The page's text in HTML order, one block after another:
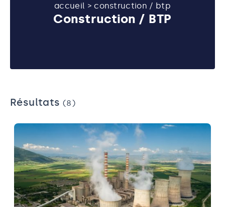
accueil >construction / btp
Construction / BTP
Résultats (8)